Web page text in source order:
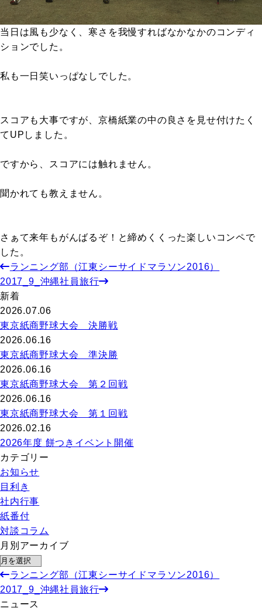
当日は風も少なく、寒さを我慢すればなかなかのコンディ
ションでした。
私も一日笑いっぱなしでした。
スコアも大事ですが、京橋紙業の中の良さを見せ付けたく
て UP しました。
ですから、スコアには触れません。
聞かれても教えません。
さぁて来年もがんばるぞ！と締めくくった楽しいコンペで
した。
ランニング部（江東シーサイドマラソン2016）
2017_9_沖縄社員旅行
新着
2026.07.06
東京紙商野球大会 決勝戦
2026.06.16
東京紙商野球大会 準決勝
2026.06.16
東京紙商野球大会 第２回戦
2026.06.16
東京紙商野球大会 第１回戦
2026.02.16
2026年度 餅つきイベント開催
カテゴリー
お知らせ
目利き
社内行事
紙番付
対談コラム
月別アーカイブ
ランニング部（江東シーサイドマラソン2016）
2017_9_沖縄社員旅行
ニュース